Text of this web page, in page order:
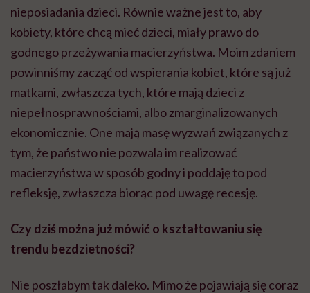
nieposiadania dzieci. Równie ważne jest to, aby
kobiety, które chcą mieć dzieci, miały prawo do
godnego przeżywania macierzyństwa. Moim zdaniem
powinniśmy zacząć od wspierania kobiet, które są już
matkami, zwłaszcza tych, które mają dzieci z
niepełnosprawnościami, albo zmarginalizowanych
ekonomicznie. One mają masę wyzwań związanych z
tym, że państwo nie pozwala im realizować
macierzyństwa w sposób godny i poddaję to pod
refleksję, zwłaszcza biorąc pod uwagę recesję.
Czy dziś można już mówić o kształtowaniu się
trendu bezdzietności?
Nie poszłabym tak daleko. Mimo że pojawiają się coraz